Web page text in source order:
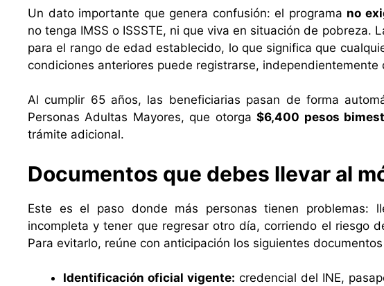
Un dato importante que genera confusión: el programa no
no tenga IMSS o ISSSTE, ni que viva en situación de pobreza.
para el rango de edad establecido, lo que significa que
condiciones anteriores puede registrarse,
Al cumplir 65 años, las beneficiarias pasan de forma
Personas Adultas Mayores, que otorga$6,400 pesos
trámite adicional.
Documentos que debes llevar al
Este es el paso donde más personas tienen problemas:
incompleta y tener que regresar otro día, corriendo el riesgo
Para evitarlo, reúne con anticipación los siguientes
Identificación oficial vigente: credencial del INE,